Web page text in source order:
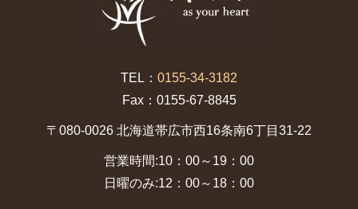
TEL： 0155-34-3182
Fax：0155-67-8845
〒080-0026 北海道帯広市西16条南6丁目31-22
営業時間:10：00～19：00
日曜のみ:12：00～18：00